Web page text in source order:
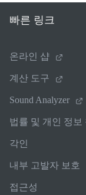
빠른 링크
온라인 샵
계산 도구
Sound Analyzer
법률 및 개인 정보
각인
내부 고발자 보호
접근성